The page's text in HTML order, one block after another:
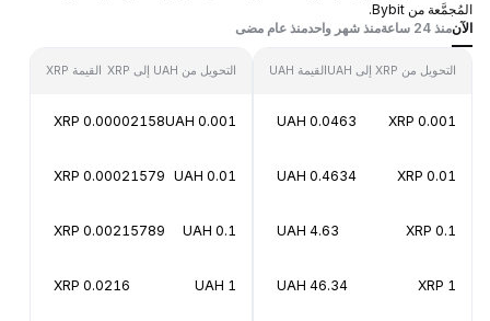
المُجمَّعة من Bybit.
الآنمنذ 24 ساعة منذ شهر واحدمنذ عام مضى
التحويل من XRP إلى UAH القيمة UAH
0.001 XRP
0.0463 UAH
0.01 XRP
0.4634 UAH
0.1 XRP
4.63 UAH
1 XRP
46.34 UAH
التحويل من UAH إلى XRP القيمة XRP
0.001 UAH
0.00002158 XRP
0.01 UAH
0.00021579 XRP
0.1 UAH
0.00215789 XRP
1 UAH
0.0216 XRP